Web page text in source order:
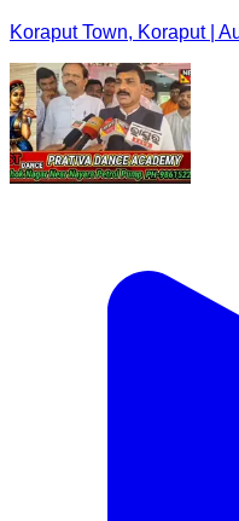
Koraput Town, Koraput |